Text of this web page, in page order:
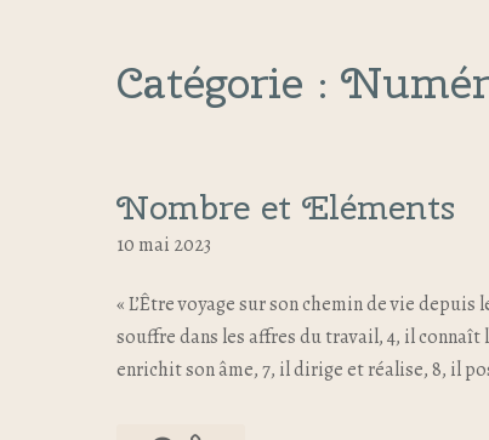
Catégorie :
Nombre et Eléments
10 mai 2023
« L’Être voyage sur son chemin de vie depuis
souffre dans les affres du travail, 4, il
enrichit son âme, 7, il dirige et réalise, 8, il